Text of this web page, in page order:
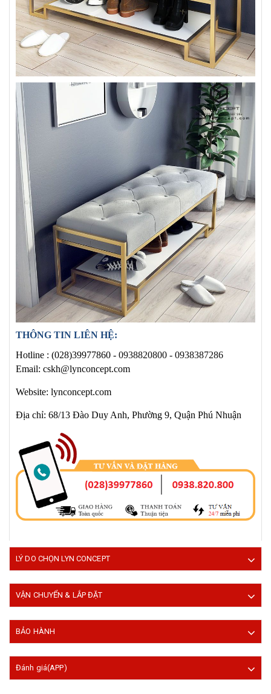
THÔNG TIN LIÊN HỆ:
Hotline : (028)39977860 - 0938820800 - 0938387286
Email: cskh@lynconcept.com
Website: lynconcept.com
Địa chỉ: 68/13 Đào Duy Anh, Phường 9, Quận Phú Nhuận
LÝ DO CHỌN LYN CONCEPT
VẬN CHUYỂN & LẮP ĐẶT
BẢO HÀNH
Đánh giá(APP)